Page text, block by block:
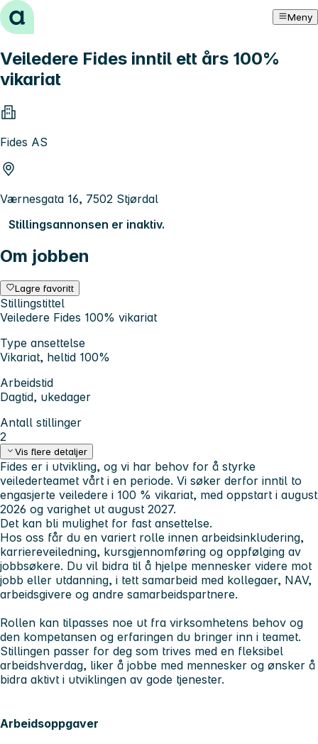
Hopp til innhold Meny
Veiledere Fides inntil ett års 100%
vikariat
Fides AS
Værnesgata 16, 7502 Stjørdal
Stillingsannonsen er inaktiv.
Om jobben
Lagre favoritt
Stillingstittel
Veiledere Fides 100% vikariat
Type ansettelse
Vikariat, heltid 100%
Arbeidstid
Dagtid, ukedager
Antall stillinger
2
Vis flere detaljer
Fides er i utvikling, og vi har behov for å styrke
veilederteamet vårt i en periode. Vi søker derfor inntil to
engasjerte veiledere i 100 % vikariat, med oppstart i august
2026 og varighet ut august 2027.
Det kan bli mulighet for fast ansettelse.
Hos oss får du en variert rolle innen arbeidsinkludering,
karriereveiledning, kursgjennomføring og oppfølging av
jobbsøkere. Du vil bidra til å hjelpe mennesker videre mot
jobb eller utdanning, i tett samarbeid med kollegaer, NAV,
arbeidsgivere og andre samarbeidspartnere.
Rollen kan tilpasses noe ut fra virksomhetens behov og
den kompetansen og erfaringen du bringer inn i teamet.
Stillingen passer for deg som trives med en fleksibel
arbeidshverdag, liker å jobbe med mennesker og ønsker å
bidra aktivt i utviklingen av gode tjenester.
Arbeidsoppgaver